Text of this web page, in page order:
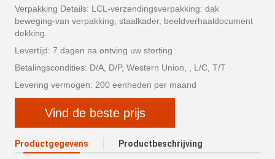
Verpakking Details: LCL-verzendingsverpakking: dak
beweging-van verpakking, staalkader, beeldverhaaldocument
dekking.
Levertijd: 7 dagen na ontving uw storting
Betalingscondities: D/A, D/P, Western Union, , L/C, T/T
Levering vermogen: 200 eenheden per maand
Vind de beste prijs
Productgegevens Productbeschrijving